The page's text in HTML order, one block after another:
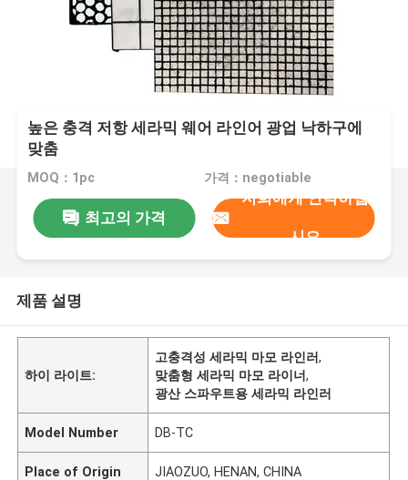
높은 충격 저항 세라믹 웨어 라인어 광업 낙하구에
맞춤
MOQ：1pc 가격：negotiable
최고의 가격
저희에게 연락하십
시오
제품 설명
하이 라이트:
고충격성 세라믹 마모 라인러,
맞춤형 세라믹 마모 라이너,
광산 스파우트용 세라믹 라인러
Model Number DB-TC
Place of Origin JIAOZUO, HENAN, CHINA